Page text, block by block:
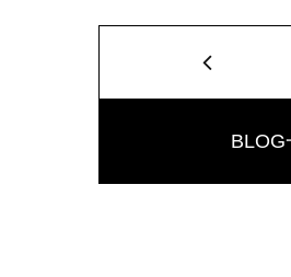
BLOG